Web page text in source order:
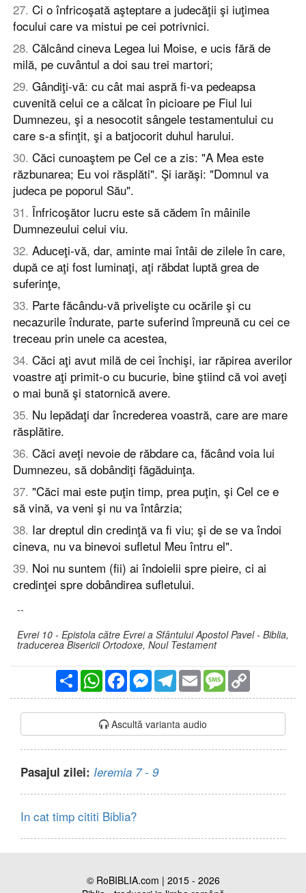
27. Ci o înfricoşată aşteptare a judecăţii şi iuţimea
focului care va mistui pe cei potrivnici.
28. Călcând cineva Legea lui Moise, e ucis fără de
milă, pe cuvântul a doi sau trei martori;
29. Gândiţi-vă: cu cât mai aspră fi-va pedeapsa
cuvenită celui ce a călcat în picioare pe Fiul lui
Dumnezeu, şi a nesocotit sângele testamentului cu
care s-a sfinţit, şi a batjocorit duhul harului.
30. Căci cunoaştem pe Cel ce a zis: "A Mea este
răzbunarea; Eu voi răsplăti". Şi iarăşi: "Domnul va
judeca pe poporul Său".
31. Înfricoşător lucru este să cădem în mâinile
Dumnezeului celui viu.
32. Aduceţi-vă, dar, aminte mai întâi de zilele în care,
după ce aţi fost luminaţi, aţi răbdat luptă grea de
suferinţe,
33. Parte făcându-vă privelişte cu ocările şi cu
necazurile îndurate, parte suferind împreună cu cei ce
treceau prin unele ca acestea,
34. Căci aţi avut milă de cei închişi, iar răpirea averilor
voastre aţi primit-o cu bucurie, bine ştiind că voi aveţi
o mai bună şi statornică avere.
35. Nu lepădaţi dar încrederea voastră, care are mare
răsplătire.
36. Căci aveţi nevoie de răbdare ca, făcând voia lui
Dumnezeu, să dobândiţi făgăduinţa.
37. "Căci mai este puţin timp, prea puţin, şi Cel ce e
să vină, va veni şi nu va întârzia;
38. Iar dreptul din credinţă va fi viu; şi de se va îndoi
cineva, nu va binevoi sufletul Meu întru el".
39. Noi nu suntem (fii) ai îndoielii spre pieire, ci ai
credinţei spre dobândirea sufletului.
--
Evrei 10 - Epistola către Evrei a Sfântului Apostol Pavel - Biblia,
traducerea Bisericii Ortodoxe, Noul Testament
PartajareWhatsAppFacebookMessengerTelegram
Email Message
Ascultă varianta audio
Pasajul zilei: Ieremia 7 - 9
In cat timp cititi Biblia?
© RoBIBLIA.com | 2015 - 2026